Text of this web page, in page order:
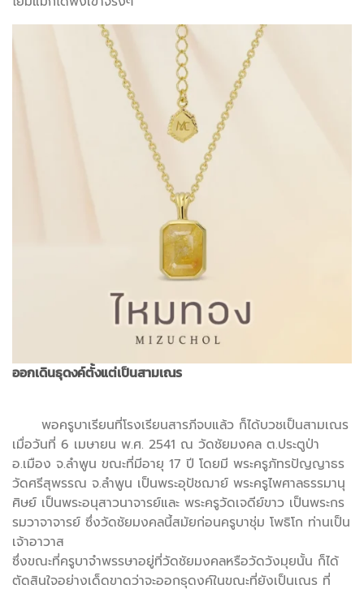
ออกเดินธุดงค์ตั้งแต่เป็นสามเณร
พอครูบาเรียนที่โรงเรียนสารภีจบแล้ว ก็ได้บวชเป็นสามเณร
เมื่อวันที่ 6 เมษายน พ.ศ. 2541 ณ วัดชัยมงคล ต.ประตูป่า
อ.เมือง จ.ลำพูน ขณะที่มีอายุ 17 ปี โดยมี พระครูภัทรปัญญาธร
วัดศรีสุพรรณ จ.ลำพูน เป็นพระอุปัชฌาย์ พระครูไพศาลธรรมานุ
ศิษย์ เป็นพระอนุสาวนาจารย์และ พระครูวัดเจดีย์ขาว เป็นพระกร
รมวาจาจารย์ ซึ่งวัดชัยมงคลนี้สมัยก่อนครูบาชุ่ม โพธิโก ท่านเป็น
เจ้าอาวาส
ซึ่งขณะที่ครูบาจำพรรษาอยู่ที่วัดชัยมงคลหรือวัดวังมุยนั้น ก็ได้
ตัดสินใจอย่างเด็ดขาดว่าจะออกธุดงค์ในขณะที่ยังเป็นเณร ที่